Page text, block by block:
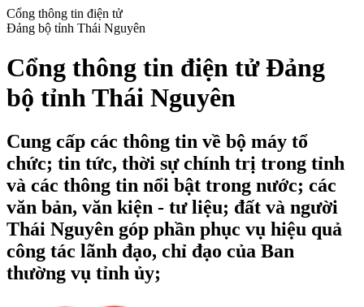
Cổng thông tin điện tử
Đảng bộ tỉnh Thái Nguyên
Cổng thông tin điện tử Đảng
bộ tỉnh Thái Nguyên
Cung cấp các thông tin về bộ máy tổ
chức; tin tức, thời sự chính trị trong tỉnh
và các thông tin nổi bật trong nước; các
văn bản, văn kiện - tư liệu; đất và người
Thái Nguyên góp phần phục vụ hiệu quả
công tác lãnh đạo, chỉ đạo của Ban
thường vụ tỉnh ủy;